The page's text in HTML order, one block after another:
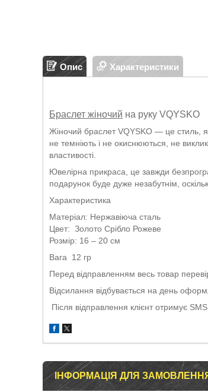
Опис Характеристики
Браслет жіночий на руку VQYSKO
Жіночий браслет VQYSKO — це стиль,
не темніють і не окиснюються, не
властивості.
Ювелірна прикраса, це завжди
подарунок буде дуже незабутнім,
Характеристика
Матеріал: Нержавіюча сталь
Цвет: Золото Срібло Рожеве
Розмір: 16 – 20 см
Вага 12 гр
Перед відправленням весь товар
Відсилання відбувається на день
Після відправлення клієнт отримує
ІНФОРМАЦІЯ ДЛЯ